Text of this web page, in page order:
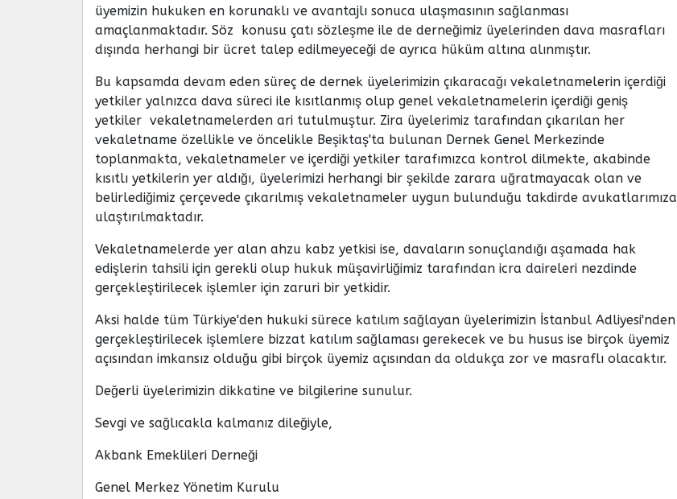
üyemizin hukuken en korunaklı ve avantajlı sonuca ulaşmasının sağlanması
amaçlanmaktadır. Söz konusu çatı sözleşme ile de derneğimiz üyelerinden dava masrafları
dışında herhangi bir ücret talep edilmeyeceği de ayrıca hüküm altına alınmıştır.
Bu kapsamda devam eden süreç de dernek üyelerimizin çıkaracağı vekaletnamelerin içerdiği
yetkiler yalnızca dava süreci ile kısıtlanmış olup genel vekaletnamelerin içerdiği geniş
yetkiler vekaletnamelerden ari tutulmuştur. Zira üyelerimiz tarafından çıkarılan her
vekaletname özellikle ve öncelikle Beşiktaş'ta bulunan Dernek Genel Merkezinde
toplanmakta, vekaletnameler ve içerdiği yetkiler tarafımızca kontrol dilmekte, akabinde
kısıtlı yetkilerin yer aldığı, üyelerimizi herhangi bir şekilde zarara uğratmayacak olan ve
belirlediğimiz çerçevede çıkarılmış vekaletnameler uygun bulunduğu takdirde avukatlarımıza
ulaştırılmaktadır.
Vekaletnamelerde yer alan ahzu kabz yetkisi ise, davaların sonuçlandığı aşamada hak
edişlerin tahsili için gerekli olup hukuk müşavirliğimiz tarafından icra daireleri nezdinde
gerçekleştirilecek işlemler için zaruri bir yetkidir.
Aksi halde tüm Türkiye'den hukuki sürece katılım sağlayan üyelerimizin İstanbul Adliyesi'nden
gerçekleştirilecek işlemlere bizzat katılım sağlaması gerekecek ve bu husus ise birçok üyemiz
açısından imkansız olduğu gibi birçok üyemiz açısından da oldukça zor ve masraflı olacaktır.
Değerli üyelerimizin dikkatine ve bilgilerine sunulur.
Sevgi ve sağlıcakla kalmanız dileğiyle,
Akbank Emeklileri Derneği
Genel Merkez Yönetim Kurulu